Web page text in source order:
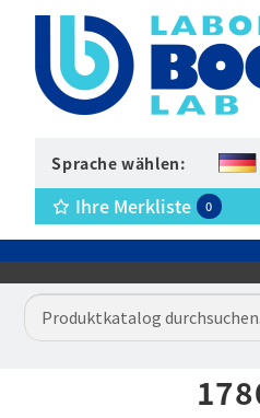
Sprache wählen:
Ihre Merkliste 0